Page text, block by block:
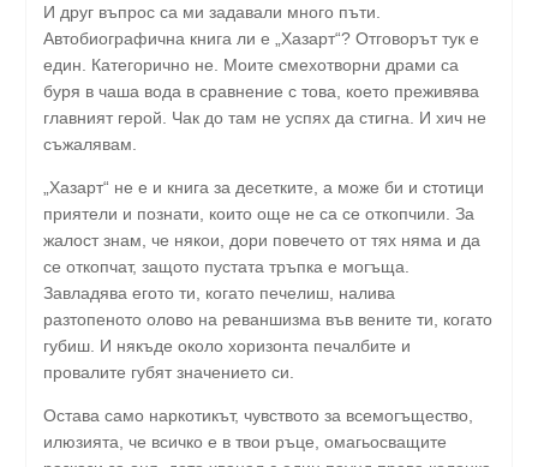
И друг въпрос са ми задавали много пъти.
Автобиографична книга ли е „Хазарт“? Отговорът тук е
един. Категорично не. Моите смехотворни драми са
буря в чаша вода в сравнение с това, което преживява
главният герой. Чак до там не успях да стигна. И хич не
съжалявам.
„Хазарт“ не е и книга за десетките, а може би и стотици
приятели и познати, които още не са се откопчили. За
жалост знам, че някои, дори повечето от тях няма и да
се откопчат, защото пустата тръпка е могъща.
Завладява егото ти, когато печелиш, налива
разтопеното олово на реваншизма във вените ти, когато
губиш. И някъде около хоризонта печалбите и
провалите губят значението си.
Остава само наркотикът, чувството за всемогъщество,
илюзията, че всичко е в твои ръце, омагьосващите